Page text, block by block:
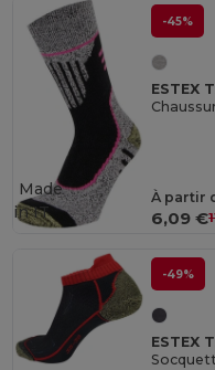
-45%
ESTEX
À partir
6,09 €
Made
in IT
-49%
ESTEX